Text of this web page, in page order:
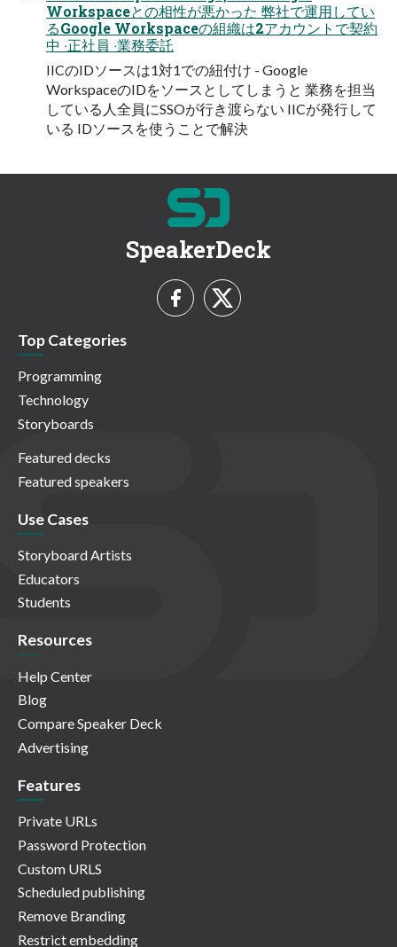
Workspaceとの相性が悪かった 弊社で運⽤してい
るGoogle Workspaceの組織は2アカウントで契約
中 ‧正社員 ‧業務委託
IICのIDソースは1対1での紐付け - Google
WorkspaceのIDをソースとしてしまうと 業務を担当
している⼈全員にSSOが⾏き渡らない IICが発⾏して
いる IDソースを使うことで解決
SpeakerDeck
Top Categories
Programming
Technology
Storyboards
Featured decks
Featured speakers
Use Cases
Storyboard Artists
Educators
Students
Resources
Help Center
Blog
Compare Speaker Deck
Advertising
Features
Private URLs
Password Protection
Custom URLS
Scheduled publishing
Remove Branding
Restrict embedding